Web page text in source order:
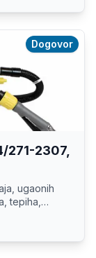
Dogovor
271-2307,
ugaonih
tepiha,
d...